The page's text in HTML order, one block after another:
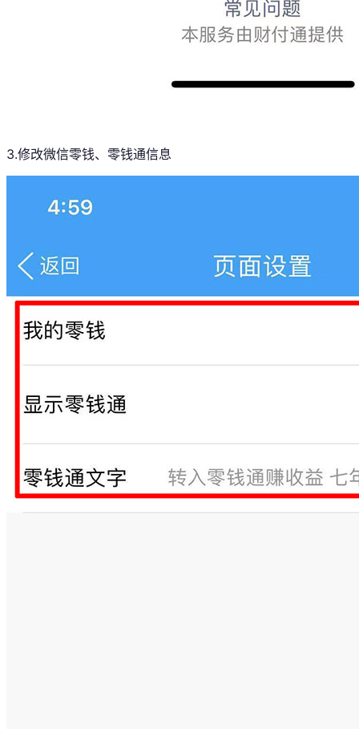
3.修改微信零钱、零钱通信息